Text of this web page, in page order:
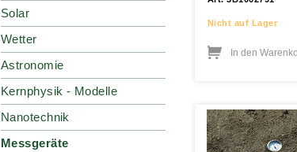
Solar
Wetter
Astronomie
Kernphysik - Modelle
Nanotechnik
Messgeräte
Nicht auf Lager
In den